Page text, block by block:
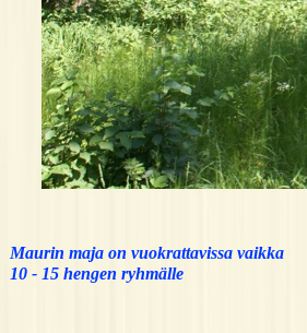
Maurin maja on vuokrattavissa vaikka
10 - 15 hengen ryhmälle